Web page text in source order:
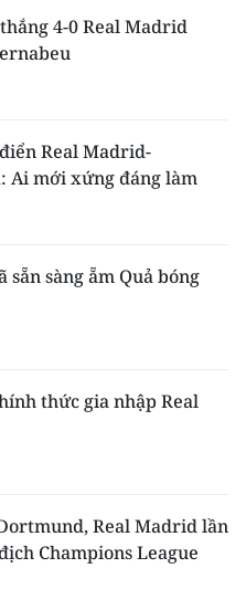
4-0 Real Madrid
Real Madrid-
Ai mới xứng đáng làm
sẵn sàng ẵm Quả bóng
thức gia nhập Real
Real Madrid lần
Champions League